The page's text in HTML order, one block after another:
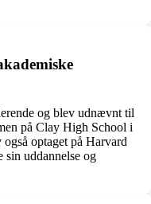
og blev udnævnt til
på Clay High School i
optaget på Harvard
uddannelse og